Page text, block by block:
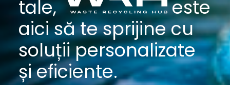
tale,
este
aici să te sprijine cu
soluții personalizate
și eficiente.